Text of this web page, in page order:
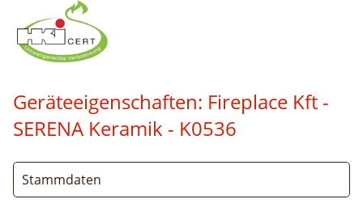
Geräteeigenschaften: Fireplace Kft -
SERENA Keramik - K0536
Stammdaten